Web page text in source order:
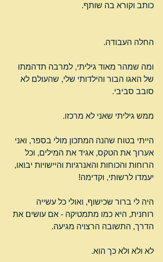
כותב וקורא בה שותף.
החלה העבודה.
ומה שמהר מאוד גיליתי, למרבה תדהמתו
של האגו הבור והילדותי שלי, שהעולם לא
סובב סביבי.
ממש גיליתי שאני לא מרכזו.
הייתי בטוח שהנה המתכון מולי בספר, ואני
אערוך את הטקס, אגיד את המילים, וכל
הרוחות והכוחות והאנרגיות והיישויות יבואו,
יעמדו לרשותי, וקדימה!
היה לי ברור שכישוף, ואולי כל עשייה
רוחנית, היא כמו מתמטיקה - אם עושים את
הדרך, התשובה הרצויה מגיעה.
לא ולא ולא כך הוא.